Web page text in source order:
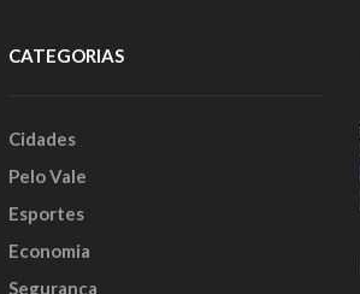
CATEGORIAS
Cidades
Pelo Vale
Esportes
Economia
Segurança